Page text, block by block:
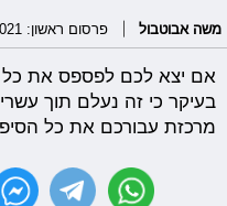
משה אבוטבול פרסום ראשון: 23/07/2021, 12:00
אם יצא לכם לפספס את
בעיקר כי זה נעלם תוך
מרכזת עבורכם את כל